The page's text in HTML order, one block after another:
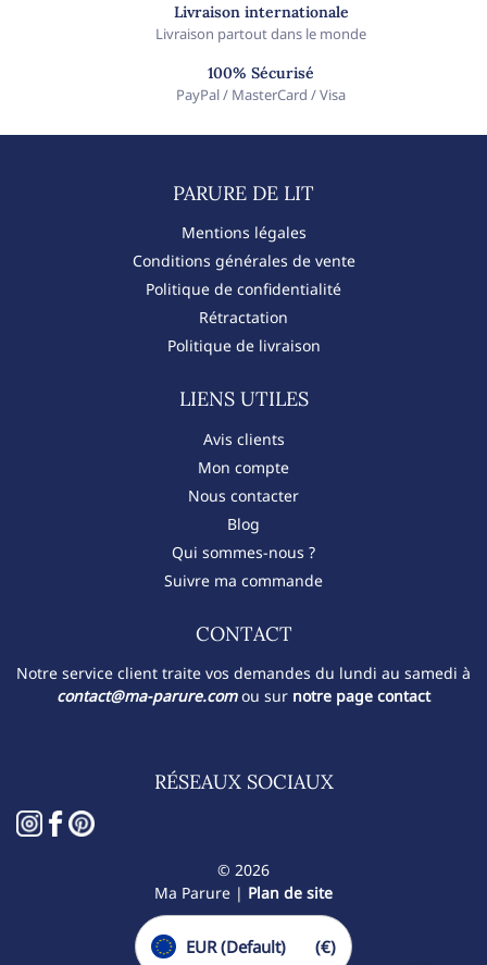
Livraison internationale
Livraison partout dans le monde
100% Sécurisé
PayPal / MasterCard / Visa
PARURE DE LIT​
Mentions légales
Conditions générales de vente
Politique de confidentialité
Rétractation
Politique de livraison
LIENS UTILES
Avis clients
Mon compte
Nous contacter
Blog
Qui sommes-nous ?
Suivre ma commande
CONTACT​
Notre service client traite vos demandes du lundi au samedi à
contact@ma-parure.comou sur notre page contact
RÉSEAUX SOCIAUX
© 2026
Ma Parure | Plan de site
(€)
EUR (Default)